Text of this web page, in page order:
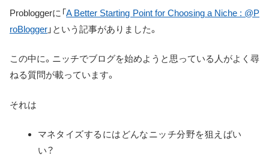
Probloggerに「A Better Starting Point for Choosing a Niche : @P
roBlogger 」という記事がありました。
この中に。ニッチでブログを始めようと思っている人がよく尋
ねる質問が載っています。
それは
マネタイズするにはどんなニッチ分野を狙えばい
い？